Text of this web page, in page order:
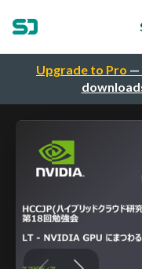
Upgrade to Pro —